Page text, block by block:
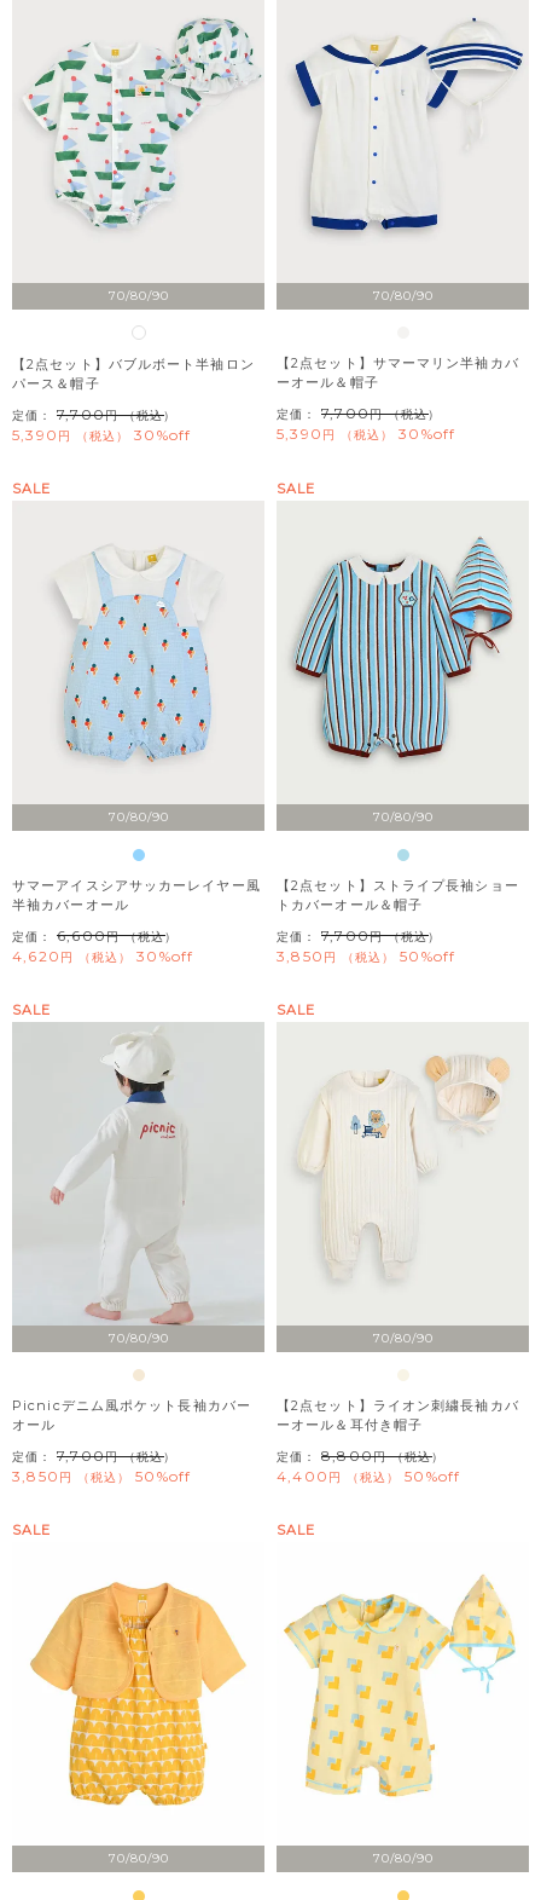
70/80/90
【2点セット】バブルボート半袖ロン
パース＆帽子
定価： 7,700 （税込）
5,390 税込 30%off
70/80/90
【2点セット】サマーマリン半袖カバ
ーオール＆帽子
定価： 7,700 （税込）
5,390 税込 30%off
70/80/90
SALE
サマーアイスシアサッカーレイヤー風
半袖カバーオール
定価： 6,600 （税込）
4,620 税込 30%off
70/80/90
SALE
【2点セット】ストライプ長袖ショー
トカバーオール＆帽子
定価： 7,700 （税込）
3,850 税込 50%off
70/80/90
SALE
Picnicデニム風ポケット長袖カバー
オール
定価： 7,700 （税込）
3,850 税込 50%off
70/80/90
SALE
【2点セット】ライオン刺繍長袖カバ
ーオール＆耳付き帽子
定価： 8,800 （税込）
4,400 税込 50%off
70/80/90
SALE
70/80/90
SALE